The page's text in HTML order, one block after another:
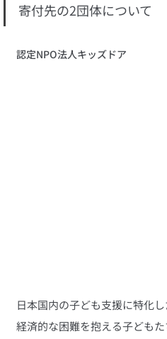
寄付先の2団体について
認定NPO法人キッズドア
日本国内の子ども支援に特化し
経済的な困難を抱える子ども